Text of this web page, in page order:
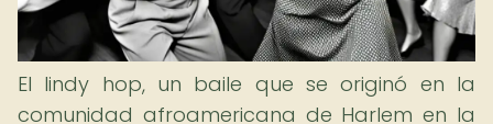
El lindy hop, un baile que se originó en la
comunidad afroamericana de Harlem en la